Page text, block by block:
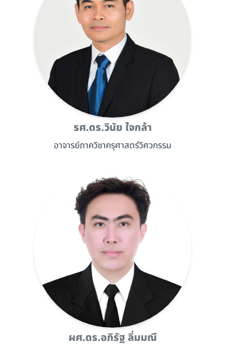
รศ.ดร.วินัย ใจกล้า
อาจารย์ภาควิชาครุศาสตร์วิศวกรรม
ผศ.ดร.อภิรัฐ ลิ่มมณี